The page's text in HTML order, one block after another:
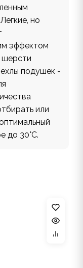
но
эффектом
шерсти
подушек -
или
до 30°С.